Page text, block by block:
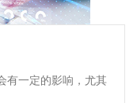
有一定的影响，尤其